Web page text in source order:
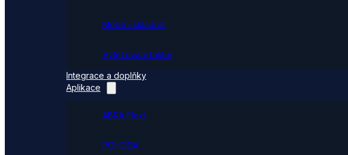
Mobilní skladník
Vytěžování faktur
Integrace a doplňky
Aplikace
ABRA Flexi
POHODA